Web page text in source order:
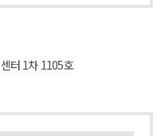
터 1차 1105호